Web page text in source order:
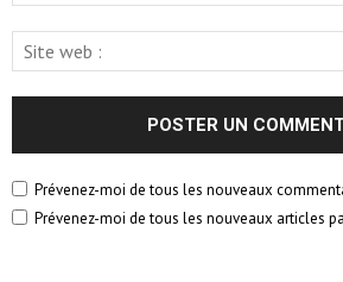
Prévenez-moi de tous les nouveaux
Prévenez-moi de tous les nouveaux articles